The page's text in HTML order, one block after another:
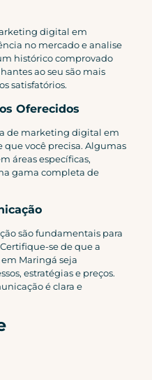
digital em
no mercado e analise
histórico comprovado
ao seu são mais
satisfatórios.
Oferecidos
de marketing digital em
que você precisa. Algumas
áreas específicas,
gama completa de
são fundamentais para
se de que a
Maringá seja
estratégias e preços.
é clara e